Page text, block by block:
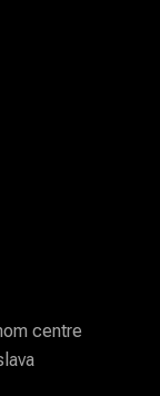
centre